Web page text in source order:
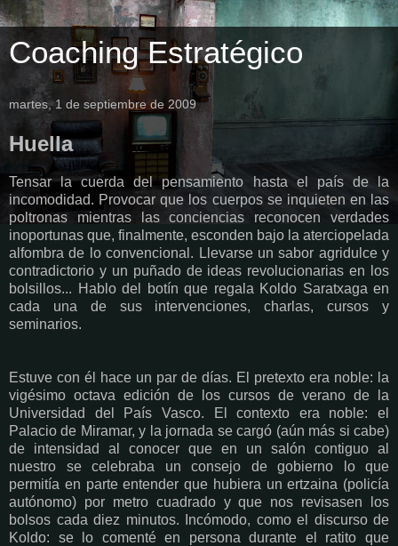
Coaching Estratégico
martes, 1 de septiembre de 2009
Huella
Tensar la cuerda del pensamiento hasta el país de la
incomodidad. Provocar que los cuerpos se inquieten en las
poltronas mientras las conciencias reconocen verdades
inoportunas que, finalmente, esconden bajo la aterciopelada
alfombra de lo convencional. Llevarse un sabor agridulce y
contradictorio y un puñado de ideas revolucionarias en los
bolsillos... Hablo del botín que regala Koldo Saratxaga en
cada una de sus intervenciones, charlas, cursos y
seminarios.
Estuve con él hace un par de días. El pretexto era noble: la
vigésimo octava edición de los cursos de verano de la
Universidad del País Vasco. El contexto era noble: el
Palacio de Miramar, y la jornada se cargó (aún más si cabe)
de intensidad al conocer que en un salón contiguo al
nuestro se celebraba un consejo de gobierno lo que
permitía en parte entender que hubiera un ertzaina (policía
autónomo) por metro cuadrado y que nos revisasen los
bolsos cada diez minutos. Incómodo, como el discurso de
Koldo: se lo comenté en persona durante el ratito que